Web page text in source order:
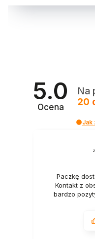
5.0
Ocena
Na
20
Jak
Paczkę
Kontakt z
bardzo